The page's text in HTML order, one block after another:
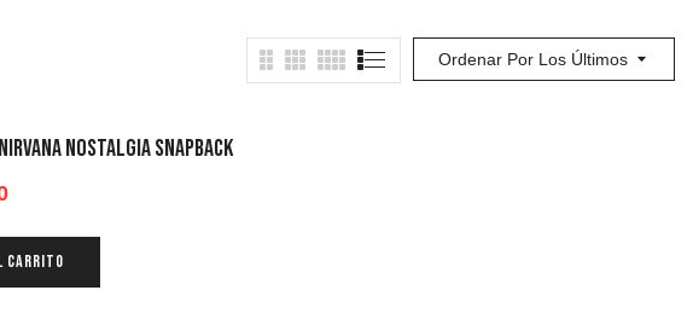
Ordenar Por Los Últimos
Nostalgia Snapback
CARRITO